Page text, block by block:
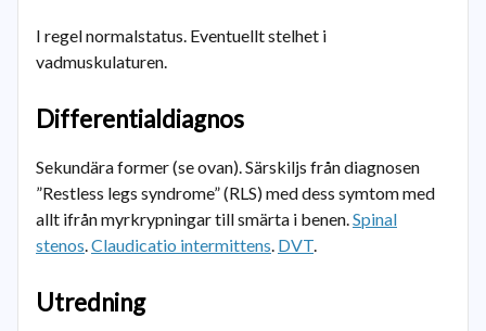
I regel normalstatus. Eventuellt stelhet i
vadmuskulaturen.
Differentialdiagnos
Sekundära former (se ovan). Särskiljs från diagnosen
”Restless legs syndrome” (RLS) med dess symtom med
allt ifrån myrkrypningar till smärta i benen.Spinal
stenos.Claudicatio intermittens. DVT.
Utredning